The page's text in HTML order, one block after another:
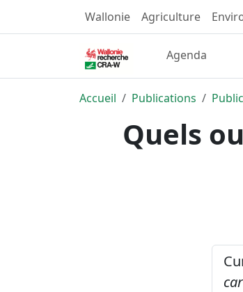
Wallonie Agriculture
Agenda
Accueil Publications
Quels